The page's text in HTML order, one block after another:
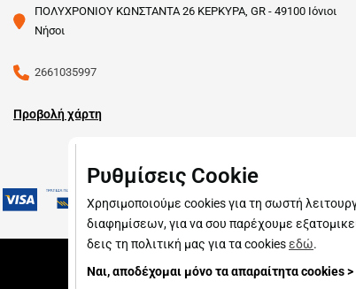
ΠΟΛΥΧΡΟΝΙΟΥ ΚΩΝΣΤΑΝΤΑ 26 ΚΕΡΚΥΡΑ, GR - 49100 Ιόνιοι
Νήσοι
2661035997
Προβολή χάρτη
Copyright © 2026pharmado.gr
Ρυθμίσεις Cookie
Χρησιμοποιούμε cookies για τη σωστή
διαφημίσεων, για να σου παρέχουμε
δεις τη πολιτική μας για τα cookiesεδώ.
Ναι, αποδέχομαι μόνο τα απαραίτητα cookies >